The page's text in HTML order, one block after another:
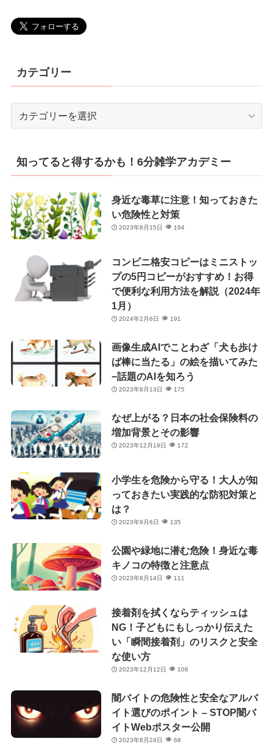
カテゴリー
リ
ー
知ってると得するかも！6分雑学アカデミー
身近な毒草に注意！知っておきた
い危険性と対策
2023年8月15日 194
コンビニ格安コピーはミニストッ
プの5円コピーがおすすめ！お得
で便利な利用方法を解説（2024年
1月）
2024年2月6日 191
画像生成AIでことわざ「犬も歩け
ば棒に当たる」の絵を描いてみた
−話題のAIを知ろう
2023年8月13日 175
なぜ上がる？日本の社会保険料の
増加背景とその影響
2023年12月19日 172
小学生を危険から守る！大人が知
っておきたい実践的な防犯対策と
は？
2023年9月6日 135
公園や緑地に潜む危険！身近な毒
キノコの特徴と注意点
2023年8月14日 111
接着剤を拭くならティッシュは
NG！子どもにもしっかり伝えた
い「瞬間接着剤」のリスクと安全
な使い方
2023年12月12日 108
闇バイトの危険性と安全なアルバ
イト選びのポイント – STOP闇バ
イトWebポスター公開
2023年8月24日 68